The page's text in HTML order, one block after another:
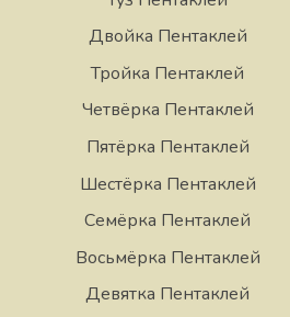
Двойка Пентаклей
Тройка Пентаклей
Четвёрка Пентаклей
Пятёрка Пентаклей
Шестёрка Пентаклей
Семёрка Пентаклей
Восьмёрка Пентаклей
Девятка Пентаклей